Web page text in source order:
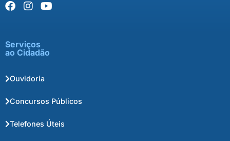
Serviços
ao Cidadão
Ouvidoria
Concursos Públicos
Telefones Úteis